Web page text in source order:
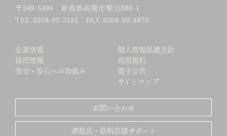
〒949-5494 新潟県長岡市朝日880-1
TEL 0258-92-3181 FAX 0258-92-4875
企業情報
採用情報
安全・安心への取組み
個人情報保護方針
利用規約
電子公告
サイトマップ
お問い合わせ
酒販店・飲料店様サポート